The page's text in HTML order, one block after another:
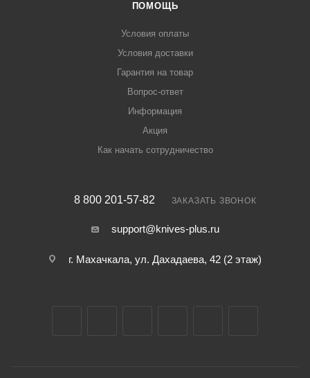
ПОМОЩЬ
Условия оплаты
Условия доставки
Гарантия на товар
Вопрос-ответ
Информация
Акция
Как начать сотрудничество
8 800 201-57-82 ЗАКАЗАТЬ ЗВОНОК
support@knives-plus.ru
г. Махачкала, ул. Дахадаева, 42 (2 этаж)